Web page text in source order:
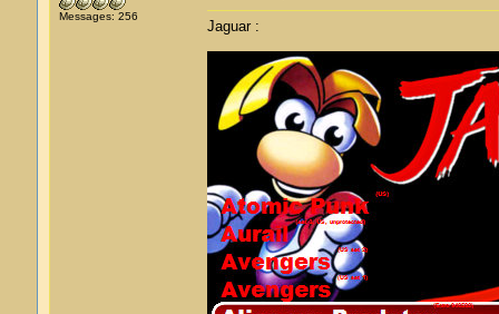
Messages: 256
Jaguar :